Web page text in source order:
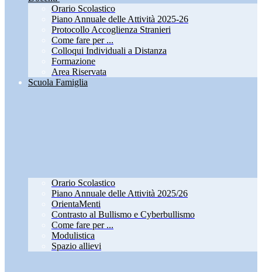
Orario Scolastico
Piano Annuale delle Attività 2025-26
Protocollo Accoglienza Stranieri
Come fare per ...
Colloqui Individuali a Distanza
Formazione
Area Riservata
Scuola Famiglia
Orario Scolastico
Piano Annuale delle Attività 2025/26
OrientaMenti
Contrasto al Bullismo e Cyberbullismo
Come fare per ...
Modulistica
Spazio allievi